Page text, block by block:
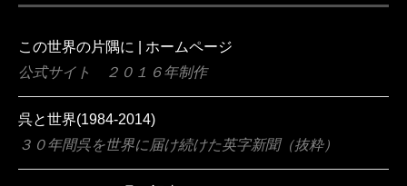
この世界の片隅に | ホームページ
公式サイト ２０１６年制作
呉と世界(1984-2014)
３０年間呉を世界に届け続けた英字新聞（抜粋）